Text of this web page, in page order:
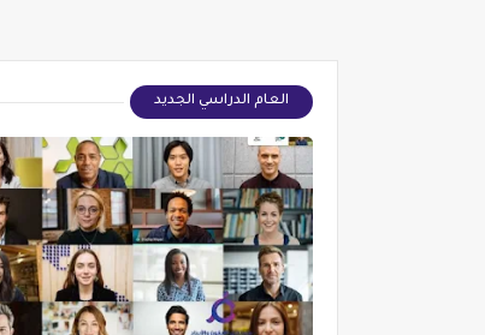
العام الدراسي الجديد